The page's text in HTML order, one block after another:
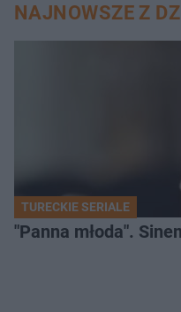
NAJNOWSZE Z
TURECKIE SERIALE
"Panna młoda".